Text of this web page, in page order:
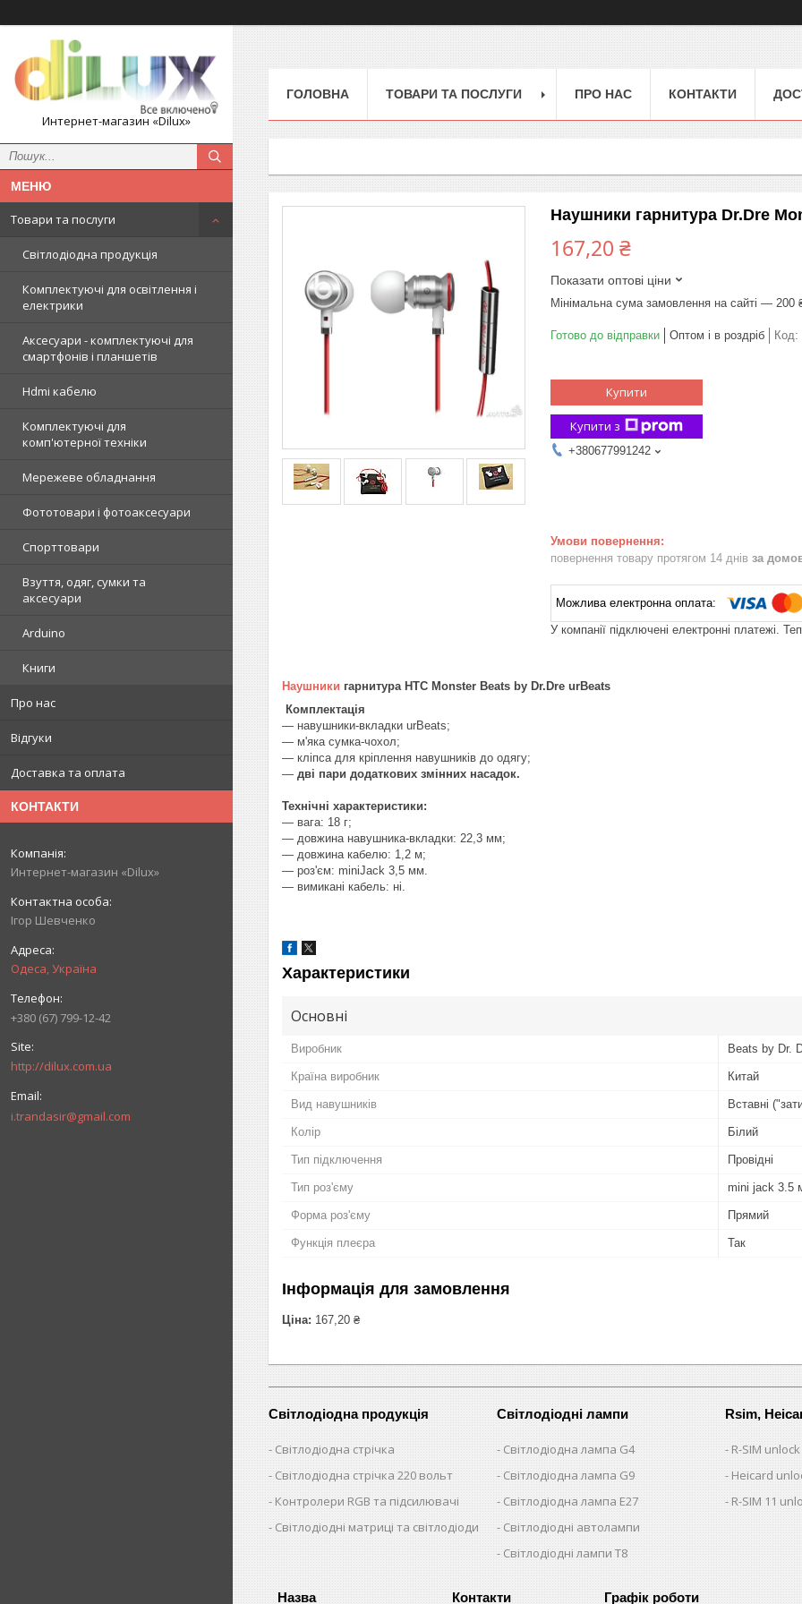
Интернет-магазин «Dilux»
Товари та послуги
Світлодіодна продукція
Комплектуючі для освітлення і
електрики
Аксесуари - комплектуючі для
смартфонів і планшетів
Hdmi кабелю
Комплектуючі для
комп'ютерної техніки
Мережеве обладнання
Фототовари і фотоаксесуари
Спорттовари
Взуття, одяг, сумки та
аксесуари
Arduino
Книги
Про нас
Відгуки
Доставка та оплата
КОНТАКТИ
Интернет-магазин «Dilux»
Ігор Шевченко
Одеса, Україна
+380 (67) 799-12-42
http://dilux.com.ua
i.trandasir@gmail.com
ГОЛОВНА ТОВАРИ ТА ПОСЛУГИ ПРО НАС КОНТАКТИ
Наушники гарнитура Dr.Dre
167,20 ₴
Показати оптові ціни
Мінімальна сума замовлення на сайті — 200
Готово до відправки Оптом і в роздріб Код:
Купити
Купити з
+380677991242
повернення товару протягом 14 днів за
У компанії підключені електронні платежі.
Наушники гарнитура HTC Monster Beats by Dr.Dre urBeats
Комплектація
― навушники-вкладки urBeats;
— м'яка сумка-чохол;
― кліпса для кріплення навушників до одягу;
― дві пари додаткових змінних насадок.
Технічні характеристики:
― вага: 18 г;
― довжина навушника-вкладки: 22,3 мм;
― довжина кабелю: 1,2 м;
— роз'єм: miniJack 3,5 мм.
― вимикані кабель: ні.
Характеристики
Основні
Виробник Beats by Dr.
Країна виробник Китай
Вид навушників Вставні
Колір Білий
Тип підключення Провідні
Тип роз'єму mini jack 3.5
Форма роз'єму Прямий
Функція плеєра Так
Інформація для замовлення
Ціна: 167,20 ₴
Світлодіодна продукція
Світлодіодна стрічка
Світлодіодна стрічка 220 вольт
Контролери RGB та підсилювачі
Світлодіодні матриці та світлодіоди
Світлодіодні лампи
Світлодіодна лампа G4
Світлодіодна лампа G9
Світлодіодна лампа E27
Світлодіодні автолампи
Світлодіодні лампи T8
Rsim,
R-SIM unlock
Heicard
R-SIM 11
Графік роботи